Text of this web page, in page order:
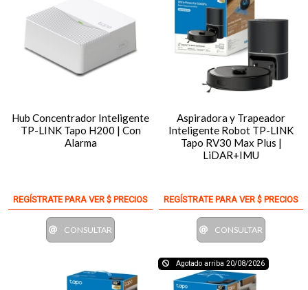
Hub Concentrador Inteligente
TP-LINK Tapo H200 | Con
Alarma
REGÍSTRATE PARA VER $ PRECIOS
CONSULTAR
Aspiradora y Trapeador
Inteligente Robot TP-LINK
Tapo RV30 Max Plus |
LiDAR+IMU
REGÍSTRATE PARA VER $ PRECIOS
CONSULTAR
Agotado arriba 20/08/2026